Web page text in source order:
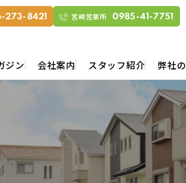
273-8421 宮崎営業所 0985-41-7751
ジン 会社案内 スタッフ紹介 弊社